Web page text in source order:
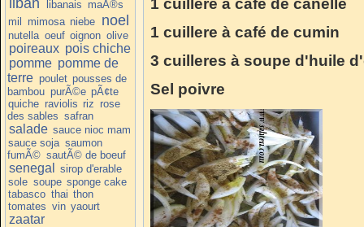
libanais maÃ®s
mil mimosa niebe noel
nutella oeuf oignon olive
poireaux pois chiche
pomme pomme de
terre poulet pousses de
bambou purÃ©e pÃ¢te
quiche raviolis riz rose
des sables safran
salade sauce nioc mam
sauce soja saumon
fumÃ© sautÃ© de boeuf
senegal
sirop d'erable
sole soupe sponge cake
tabasco thai thon
tomates vin yaourt
zaatar
1 cuillere à café de canelle
1 cuillere à café de cumin
3 cuilleres à soupe d'huile
Sel poivre